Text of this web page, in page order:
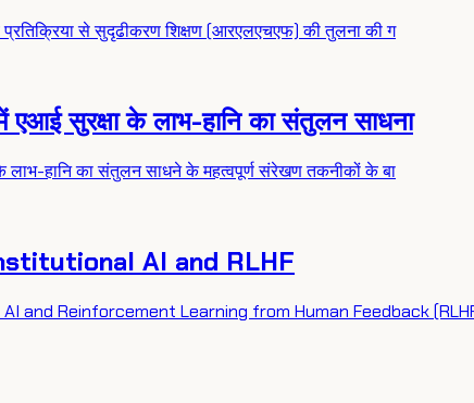
से सुदृढीकरण शिक्षण (आरएलएचएफ) की तुलना की ग
सुरक्षा के लाभ-हानि का संतुलन साधना
हानि का संतुलन साधने के महत्वपूर्ण संरेखण तकनीकों के बा
AI and RLHF
and Reinforcement Learning from Human Feedback